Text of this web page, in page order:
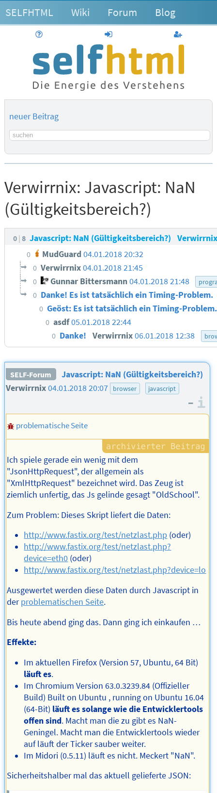
SELFHTML Wiki Forum Blog
anmelden
neuer Beitrag
Suchbegriff
Verwirrnix: Javascript: NaN
(Gültigkeitsbereich?)
0 8 Javascript: NaN (Gültigkeitsbereich?)
0 MudGuard 04.01.2018 20:32
0 Verwirrnix04.01.2018 21:45
0 Gunnar Bittersmann 04.01.2018 21:48
0 Danke! Es ist tatsächlich ein Timing-Problem.
0 Geöst: Es ist tatsächlich ein Timing-
0 asdf05.01.2018 22:44
0 Danke! Verwirrnix06.01.2018 12:38
SELF-Forum
Javascript: NaN (Gültigkeitsbereich?)
Verwirrnix04.01.2018 20:07 browser javascript
–
problematische Seite
Ich spiele gerade ein wenig mit dem
"JsonHttpRequest", der allgemein als
"XmlHttpRequest" bezeichnet wird. Das Zeug ist
ziemlich unfertig, das Js gelinde gesagt "OldSchool".
Zum Problem: Dieses Skript liefert die Daten:
http://www.fastix.org/test/netzlast.php (oder)
http://www.fastix.org/test/netzlast.php?
device=eth0 (oder)
http://www.fastix.org/test/netzlast.php?device=lo
Ausgewertet werden diese Daten durch Javascript in
derproblematischen Seite.
Bis heute abend ging das. Dann ging ich einkaufen …
Effekte:
Im aktuellen Firefox (Version 57, Ubuntu, 64 Bit)
läuft es.
Im Chromium Version 63.0.3239.84 (Offizieller
Build) Built on Ubuntu , running on Ubuntu 16.04
(64-Bit) läuft es solange wie die Entwicklertools
offen sind. Macht man die zu gibt es NaN-
Geningel. Macht man die Entwicklertools wieder
auf läuft der Ticker sauber weiter.
Im Midori (0.5.11) läuft es nicht. Meckert "NaN".
Sicherheitshalber mal das aktuell gelieferte JSON: